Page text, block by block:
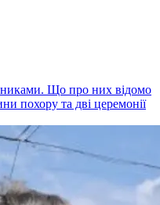
Що про них відомо
похору та дві церемонії